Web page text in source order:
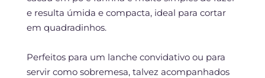
e resulta úmida e compacta, ideal para cortar
em quadradinhos.
Perfeitos para um lanche convidativo ou para
servir como sobremesa, talvez acompanhados